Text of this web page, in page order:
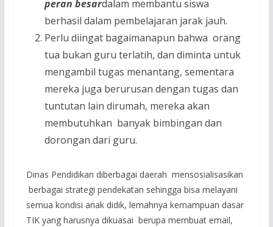
peran besardalam membantu siswa
berhasil dalam pembelajaran jarak jauh.
Perlu diingat bagaimanapun bahwa orang
tua bukan guru terlatih, dan diminta untuk
mengambil tugas menantang, sementara
mereka juga berurusan dengan tugas dan
tuntutan lain dirumah, mereka akan
membutuhkan banyak bimbingan dan
dorongan dari guru.
Dinas Pendidikan diberbagai daerah mensosialisasikan
berbagai strategi pendekatan sehingga bisa melayani
semua kondisi anak didik, lemahnya kemampuan dasar
TIK yang harusnya dikuasai berupa membuat email,